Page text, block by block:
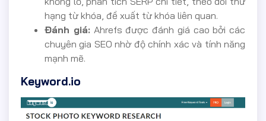
hạng từ khóa, đề xuất từ khóa liên quan.
Đánh giá: Ahrefs được đánh giá cao bởi các
chuyên gia SEO nhờ độ chính xác và tính năng
mạnh mẽ.
Keyword.io